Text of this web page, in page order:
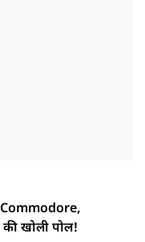
Commodore,
खोली पोल!